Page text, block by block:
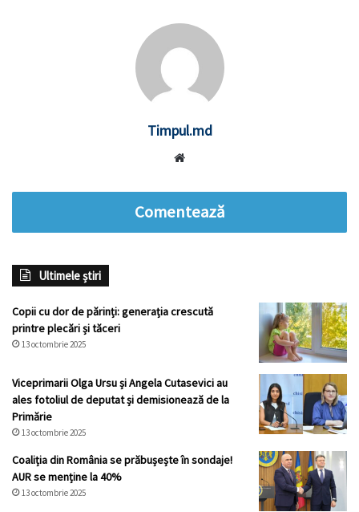
Timpul.md
Comentează
Ultimele știri
Copii cu dor de părinți: generația crescută
printre plecări și tăceri
13 octombrie 2025
Viceprimarii Olga Ursu și Angela Cutasevici au
ales fotoliul de deputat și demisionează de la
Primărie
13 octombrie 2025
Coaliția din România se prăbușește în sondaje!
AUR se menține la 40%
13 octombrie 2025